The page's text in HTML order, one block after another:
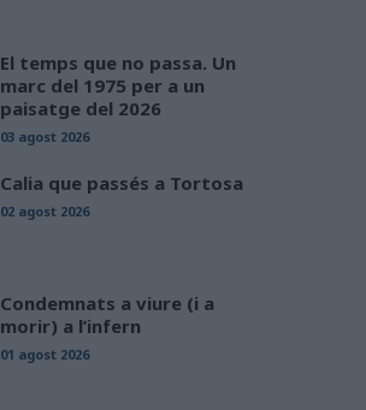
El temps que no passa. Un
marc del 1975 per a un
paisatge del 2026
03 agost 2026
Calia que passés a Tortosa
02 agost 2026
Condemnats a viure (i a
morir) a l’infern
01 agost 2026